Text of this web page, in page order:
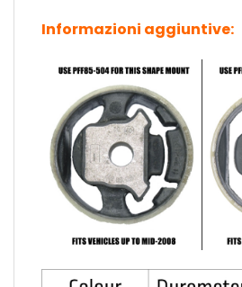
Informazioni aggiuntive: